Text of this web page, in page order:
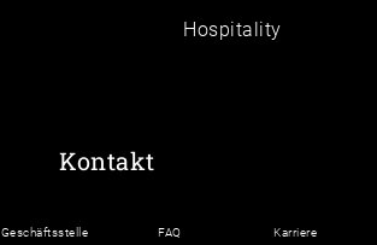
Hospitality
Kontakt
Geschäftsstelle FAQ Karriere